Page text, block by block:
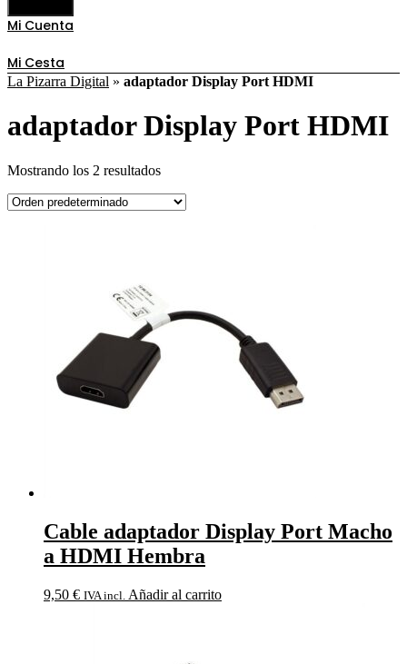
Mi Cuenta
Mi Cesta
La Pizarra Digital » adaptador Display Port HDMI
adaptador Display Port HDMI
Mostrando los 2 resultados
Cable adaptador Display Port Macho
a HDMI Hembra
9,50 € IVA incl. Añadir al carrito